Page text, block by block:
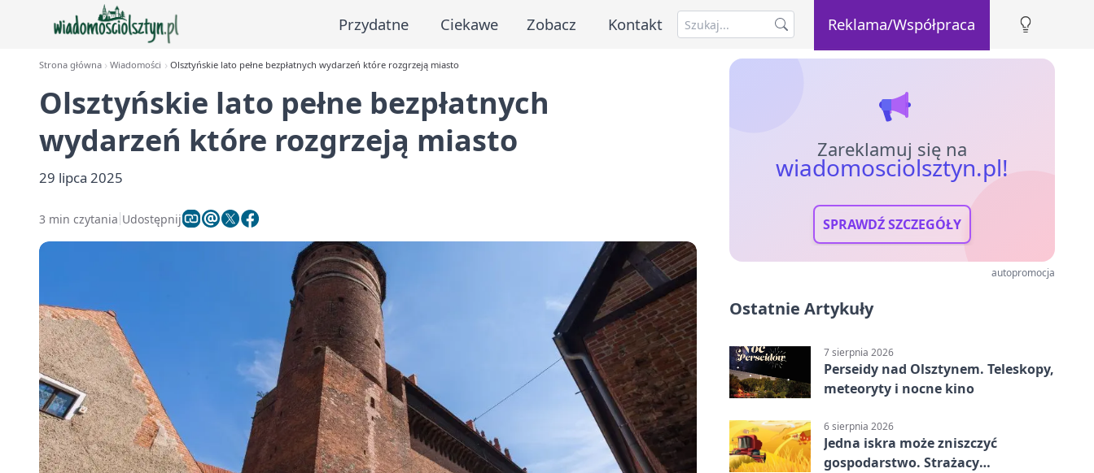
Przydatne Ciekawe Zobacz Kontakt Reklama/Współpraca
Strona główna Wiadomości Olsztyńskie lato pełne bezpłatnych wydarzeń które rozgrzeją miasto
Olsztyńskie lato pełne bezpłatnych
wydarzeń które rozgrzeją miasto
29 lipca 2025
3 min czytania Udostępnij
Zareklamuj się na
wiadomosciolsztyn.pl!
SPRAWDŹ SZCZEGÓŁY
autopromocja
Ostatnie Artykuły
7 sierpnia 2026
Perseidy nad Olsztynem. Teleskopy,
meteoryty i nocne kino
6 sierpnia 2026
Jedna iskra może zniszczyć
gospodarstwo. Strażacy